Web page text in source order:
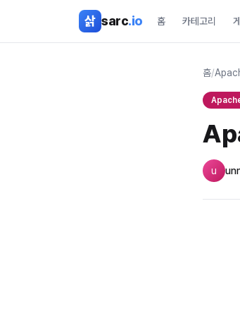
삵 sarc.io 홈 카테고리
홈/
u